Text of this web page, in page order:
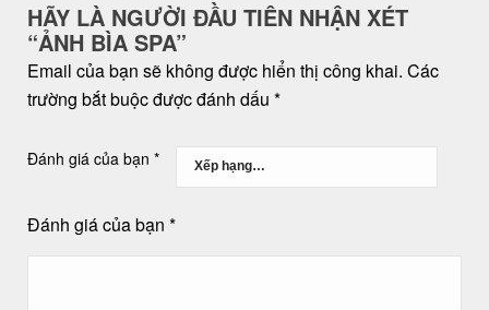
HÃY LÀ NGƯỜI ĐẦU TIÊN NHẬN XÉT
“ẢNH BÌA SPA”
Email của bạn sẽ không được hiển thị công khai. Các
trường bắt buộc được đánh dấu *
Đánh giá của bạn *
Đánh giá của bạn *